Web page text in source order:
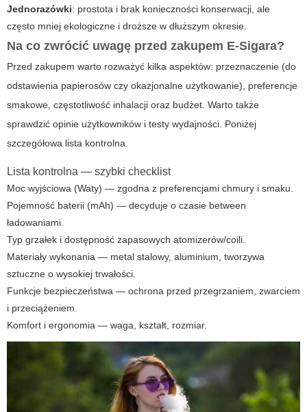
Jednorazówki: prostota i brak konieczności konserwacji, ale
często mniej ekologiczne i droższe w dłuższym okresie.
Na co zwrócić uwagę przed zakupem E-Sigara?
Przed zakupem warto rozważyć kilka aspektów: przeznaczenie (do
odstawienia papierosów czy okazjonalne użytkowanie), preferencje
smakowe, częstotliwość inhalacji oraz budżet. Warto także
sprawdzić opinie użytkowników i testy wydajności. Poniżej
szczegółowa lista kontrolna.
Lista kontrolna — szybki checklist
Moc wyjściowa (Waty) — zgodna z preferencjami chmury i smaku.
Pojemność baterii (mAh) — decyduje o czasie between
ładowaniami.
Typ grzałek i dostępność zapasowych atomizerów/coili.
Materiały wykonania — metal stalowy, aluminium, tworzywa
sztuczne o wysokiej trwałości.
Funkcje bezpieczeństwa — ochrona przed przegrzaniem, zwarciem
i przeciążeniem.
Komfort i ergonomia — waga, kształt, rozmiar.